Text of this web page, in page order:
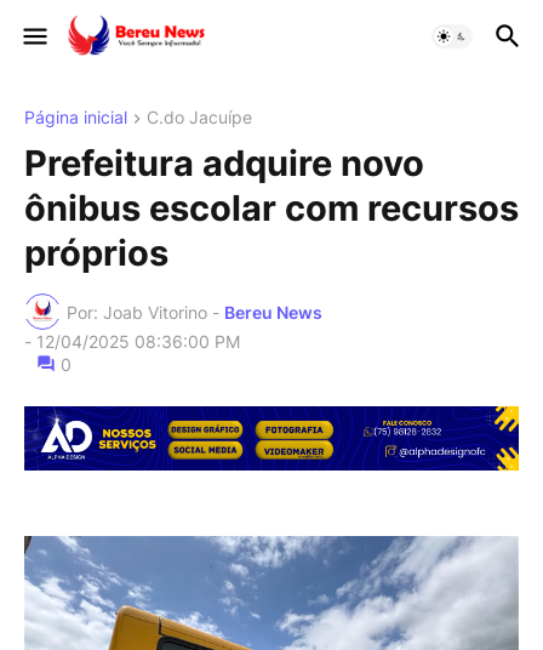
Página inicial C.do Jacuípe
Prefeitura adquire novo
ônibus escolar com recursos
próprios
Por: Joab Vitorino - Bereu News
- 12/04/2025 08:36:00 PM
0